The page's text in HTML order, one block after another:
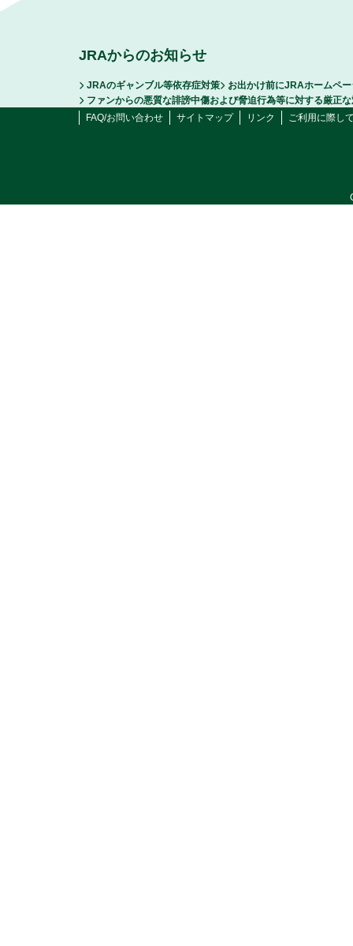
JRAからのお知らせ
JRAのギャンブル等依存症対策
お出かけ前にJRAホームペ
ファンからの悪質な誹謗中傷および脅迫行為等に対する厳正
FAQ/お問い合わせ
サイトマップ リンク ご利用に際し